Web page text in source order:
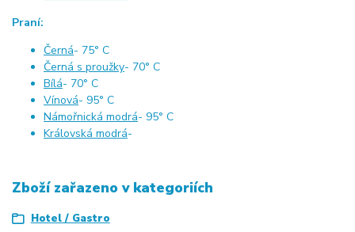
Praní:
Černá- 75° C
Černá s proužky- 70° C
Bílá- 70° C
Vínová- 95° C
Námořnická modrá- 95° C
Královská modrá-
Zboží zařazeno v kategoriích
Hotel / Gastro